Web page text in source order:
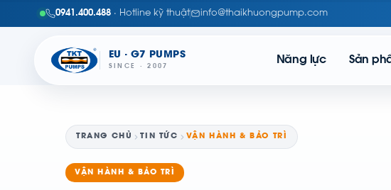
0941.400.488 · Hotline kỹ thuật info@thaikhuongpump.com
EU · G7 PUMPS
SINCE · 2007
Năng lực Sản
TRANG CHỦ TIN TỨC VẬN HÀNH & BẢO TRÌ
VẬN HÀNH & BẢO TRÌ